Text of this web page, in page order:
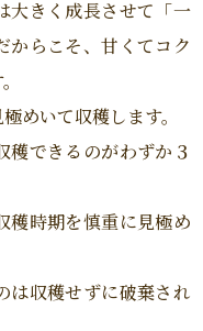
大きく成長させて「一
からこそ、甘くてコク
めいて収穫します。
穫できるのがわずか３
穫時期を慎重に見極め
は収穫せずに破棄され